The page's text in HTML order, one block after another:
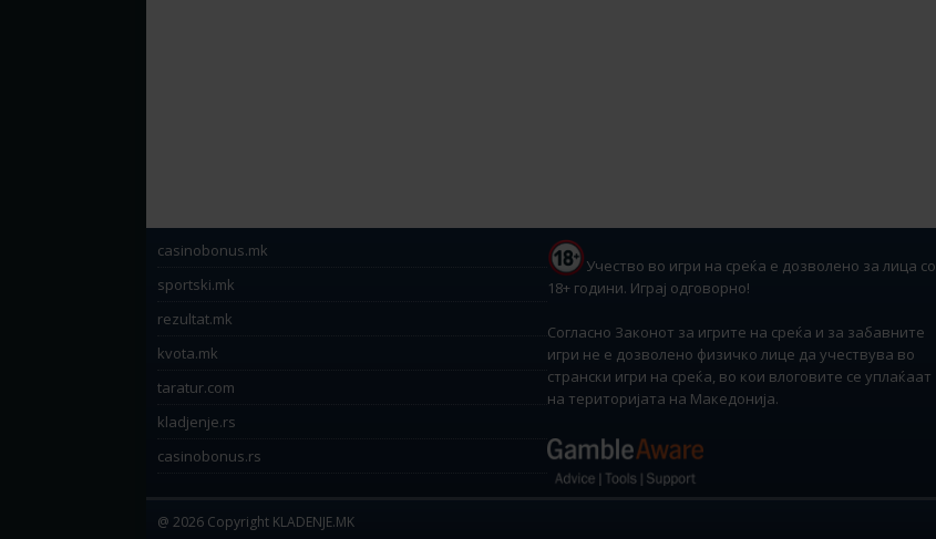
casinobonus.mk
sportski.mk
rezultat.mk
kvota.mk
taratur.com
kladjenje.rs
casinobonus.rs
Учество во игри на среќа е дозволено за лица со
18+ години. Играј одговорно!
Согласно Законот за игрите на среќа и за забавните
игри не е дозволено физичко лице да учествува во
странски игри на среќа, во кои влоговите се уплаќаат
на територијата на Македонија.
@ 2026 Copyright KLADENJE.MK